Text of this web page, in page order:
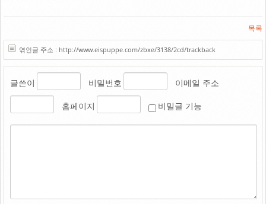
목록
엮인글 주소 : http://www.eispuppe.com/zbxe/3138/2cd/trackback
글쓴이 비밀번호 이메일 주소
홈페이지 비밀글 기능